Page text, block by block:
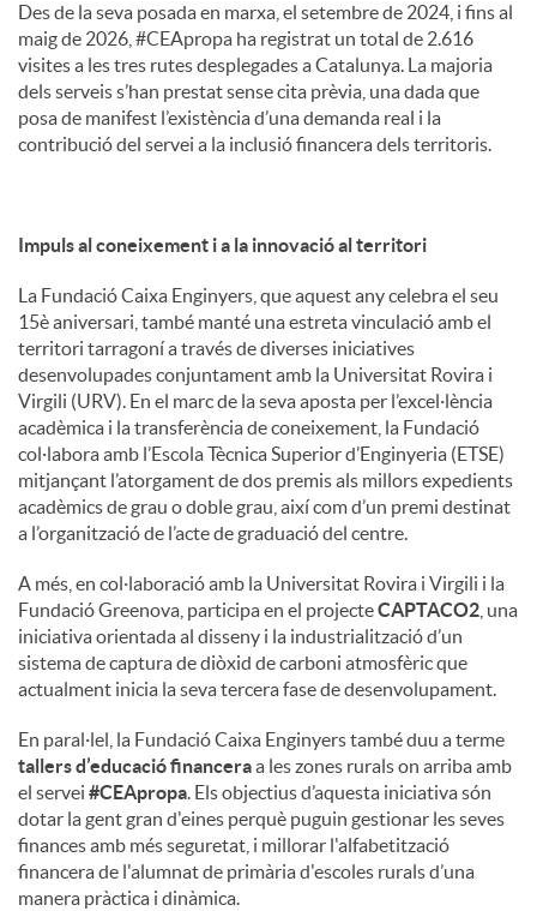
Des de la seva posada en marxa, el setembre de 2024, i fins al
maig de 2026, #CEApropa ha registrat un total de 2.616
visites a les tres rutes desplegades a Catalunya. La majoria
dels serveis s’han prestat sense cita prèvia, una dada que
posa de manifest l’existència d’una demanda real i la
contribució del servei a la inclusió financera dels territoris.
Impuls al coneixement i a la innovació al territori
La Fundació Caixa Enginyers, que aquest any celebra el seu
15è aniversari, també manté una estreta vinculació amb el
territori tarragoní a través de diverses iniciatives
desenvolupades conjuntament amb la Universitat Rovira i
Virgili (URV). En el marc de la seva aposta per l’excel·lència
acadèmica i la transferència de coneixement, la Fundació
col·labora amb l’Escola Tècnica Superior d’Enginyeria (ETSE)
mitjançant l’atorgament de dos premis als millors expedients
acadèmics de grau o doble grau, així com d’un premi destinat
a l’organització de l’acte de graduació del centre.
A més, en col·laboració amb la Universitat Rovira i Virgili i la
Fundació Greenova, participa en el projecteCAPTACO2 , una
iniciativa orientada al disseny i la industrialització d’un
sistema de captura de diòxid de carboni atmosfèric que
actualment inicia la seva tercera fase de desenvolupament.
En paral·lel, la Fundació Caixa Enginyers també duu a terme
tallers d’educació financeraa les zones rurals on arriba amb
el servei #CEApropa. Els objectius d’aquesta iniciativa són
dotar la gent gran d'eines perquè puguin gestionar les seves
finances amb més seguretat, i millorar l'alfabetització
financera de l'alumnat de primària d'escoles rurals d’una
manera pràctica i dinàmica.